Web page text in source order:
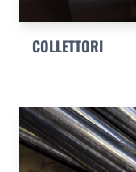
COLLETTORI